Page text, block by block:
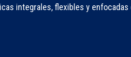
integrales, flexibles y